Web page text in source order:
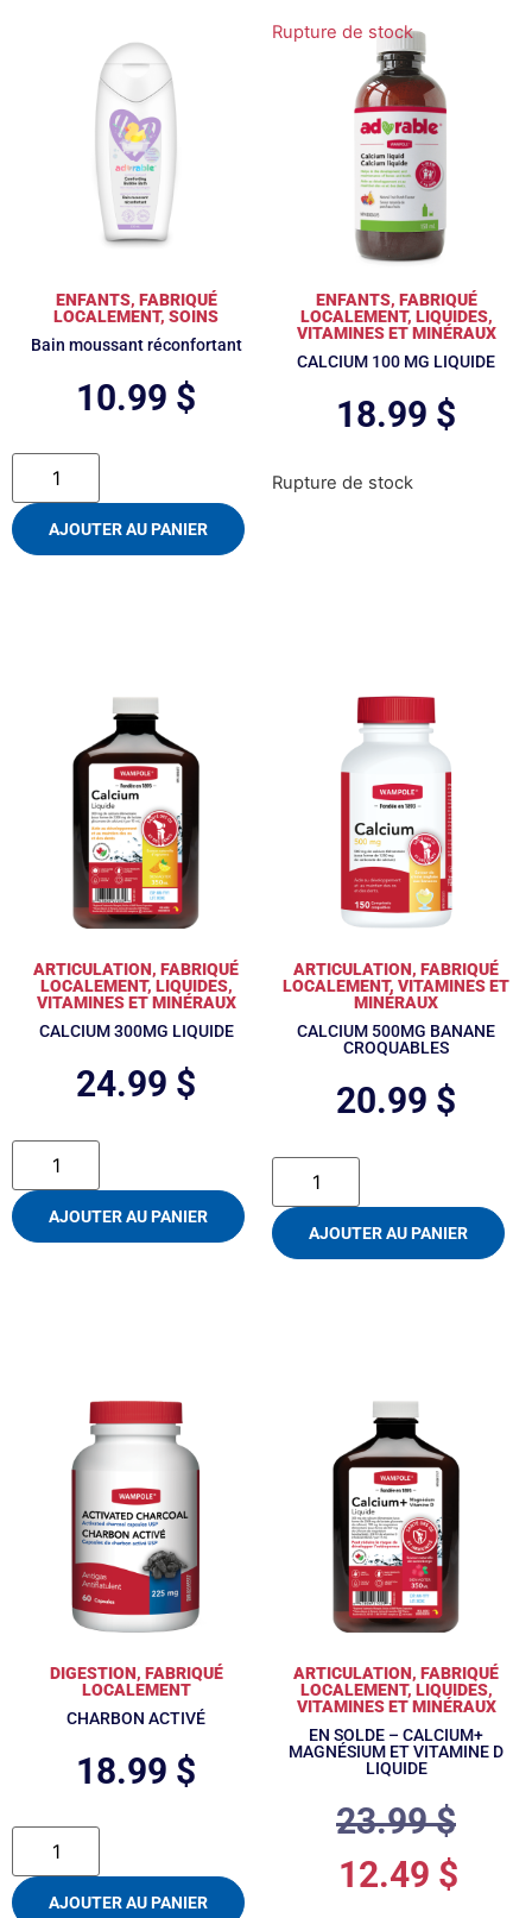
ENFANTS, FABRIQUÉ
LOCALEMENT, SOINS
Bain moussant réconfortant
10.99 $
AJOUTER AU PANIER
Rupture de stock
ENFANTS, FABRIQUÉ
LOCALEMENT, LIQUIDES,
VITAMINES ET MINÉRAUX
CALCIUM 100 MG LIQUIDE
18.99 $
Rupture de stock
ARTICULATION, FABRIQUÉ
LOCALEMENT, LIQUIDES,
VITAMINES ET MINÉRAUX
CALCIUM 300MG LIQUIDE
24.99 $
AJOUTER AU PANIER
ARTICULATION, FABRIQUÉ
LOCALEMENT, VITAMINES ET
MINÉRAUX
CALCIUM 500MG BANANE
CROQUABLES
20.99 $
AJOUTER AU PANIER
DIGESTION, FABRIQUÉ
LOCALEMENT
CHARBON ACTIVÉ
18.99 $
AJOUTER AU PANIER
ARTICULATION, FABRIQUÉ
LOCALEMENT, LIQUIDES,
VITAMINES ET MINÉRAUX
EN SOLDE – CALCIUM+
MAGNÉSIUM ET VITAMINE D
LIQUIDE
23.99$
12.49 $